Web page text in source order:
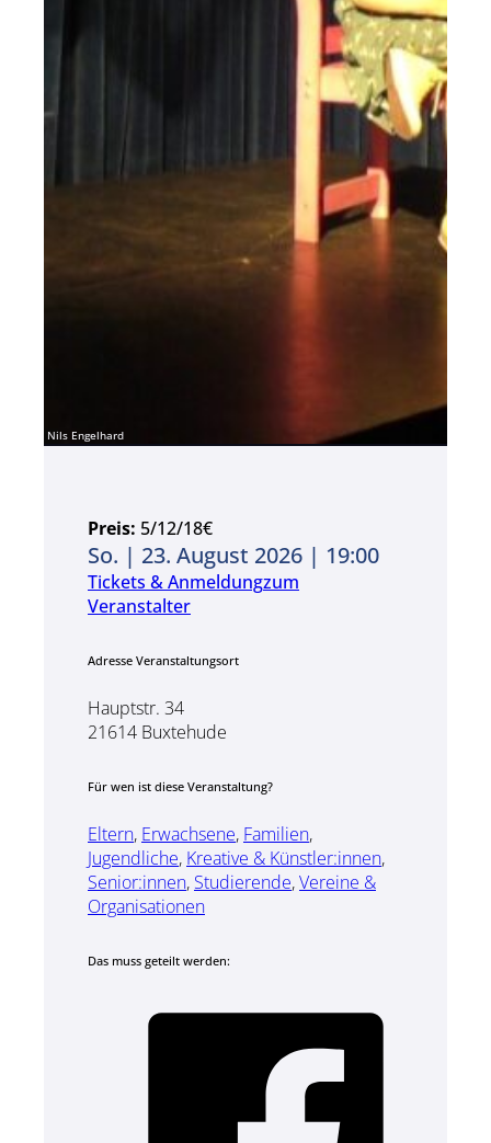
Nils Engelhard
Preis: 5/12/18€
So. | 23. August 2026 | 19:00
Tickets & Anmeldungzum
Veranstalter
Adresse Veranstaltungsort
Hauptstr. 34
21614 Buxtehude
Für wen ist diese Veranstaltung?
Eltern, Erwachsene, Familien,
Jugendliche, Kreative & Künstler:innen,
Senior:innen, Studierende,Vereine &
Organisationen
Das muss geteilt werden: